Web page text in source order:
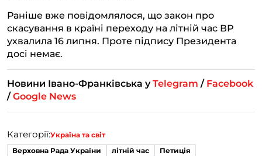
Раніше вже повідомлялося, що закон про
скасування в країні переходу на літній час ВР
ухвалила 16 липня. Проте підпису Президента
досі немає.
Новини Івано-Франківська уTelegram / Facebook
/Google News
Категорії:Україна та світ
Верховна Рада України
літній час Петиція